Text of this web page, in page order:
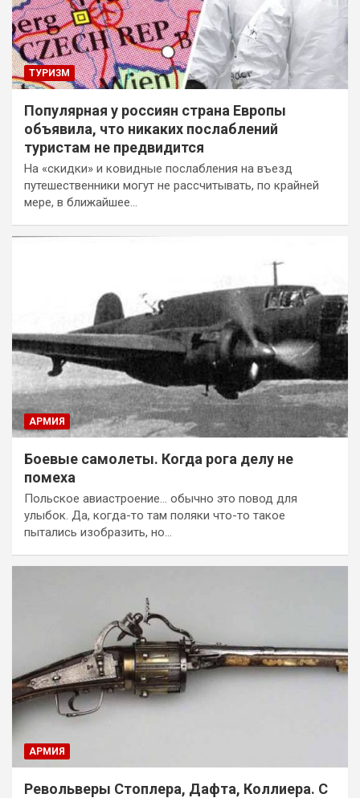
ТУРИЗМ
Популярная у россиян страна Европы
объявила, что никаких послаблений
туристам не предвидится
На «скидки» и ковидные послабления на въезд
путешественники могут не рассчитывать, по крайней
мере, в ближайшее…
АРМИЯ
Боевые самолеты. Когда рога делу не
помеха
Польское авиастроение… обычно это повод для
улыбок. Да, когда-то там поляки что-то такое
пытались изобразить, но…
АРМИЯ
Револьверы Стоплера, Дафта, Коллиера. С